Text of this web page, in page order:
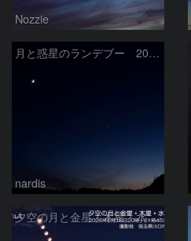
Nozzie
月と惑星のランデブー 2026/06/19
nardis
夕空の月と金星・木星・水星の接近 2026/6/18